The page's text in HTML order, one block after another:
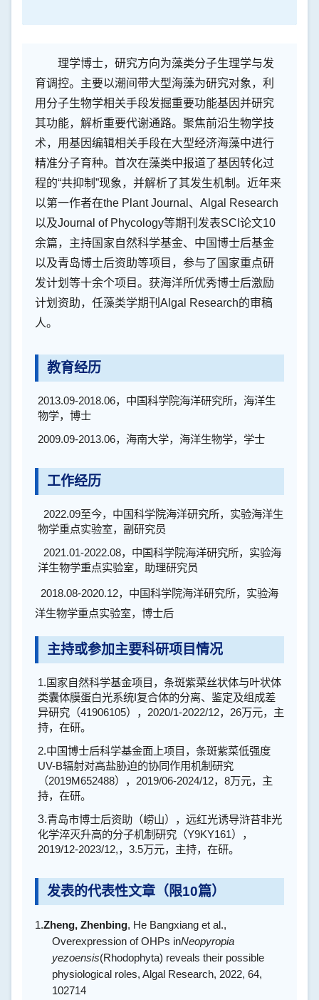
理学博士，研究方向为藻类分子生理学与发
育调控。主要以潮间带大型海藻为研究对象，利
用分子生物学相关手段发掘重要功能基因并研究
其功能，解析重要代谢通路。聚焦前沿生物学技
术，用基因编辑相关手段在大型经济海藻中进行
精准分子育种。首次在藻类中报道了基因转化过
程的“共抑制”现象，并解析了其发生机制。近年来
以第一作者在the Plant Journal 、 Algal Research
以及Journal of Phycology等期刊发表SCI 论文10
余篇，主持国家自然科学基金、中国博士后基金
以及青岛博士后资助等项目，参与了国家重点研
发计划等十余个项目。获海洋所优秀博士后激励
计划资助，任藻类学期刊 Algal Research的审稿
人。
教育经历
2013.09-2018.06，中国科学院海洋研究所，海洋生
物学，博士
2009.09-2013.06，海南大学，海洋生物学，学士
工作经历
2022.09至今，中国科学院海洋研究所，实验海洋生
物学重点实验室，副研究员
2021.01-2022.08，中国科学院海洋研究所，实验海
洋生物学重点实验室，助理研究员
2018.08-2020.12，中国科学院海洋研究所，实验海
洋生物学重点实验室，博士后
主持或参加主要科研项目情况
1.国家自然科学基金项目，条斑紫菜丝状体与叶状体
类囊体膜蛋白光系统I复合体的分离、鉴定及组成差
异研究（41906105）， 2020/1-2022/12， 26万元，主
持，在研。
2.中国博士后科学基金面上项目，条斑紫菜低强度
UV-B辐射对高盐胁迫的协同作用机制研究
（2019M652488）， 2019/06-2024/12， 8万元，主
持，在研。
3.青岛市博士后资助（崂山），远红光诱导浒苔非光
化学淬灭升高的分子机制研究（Y9KY161），
2019/12-2023/12,， 3.5万元，主持，在研。
发表的代表性文章（限10篇）
1.Zheng, Zhenbing, He Bangxiang et al.,
Overexpression of OHPs inNeopyropia
yezoensis(Rhodophyta) reveals their possible
physiological roles, Algal Research, 2022, 64,
102714